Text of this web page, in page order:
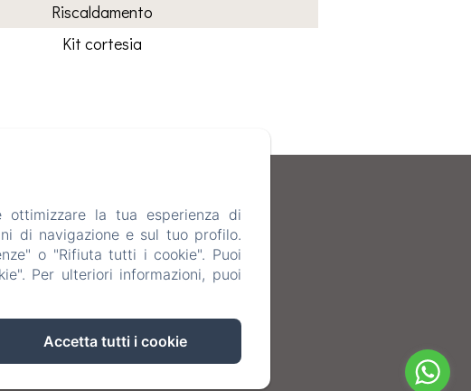
Riscaldamento
Kit cortesia
Italia
la tua esperienza di
di navigazione e sul tuo profilo.
o "Rifiuta tutti i cookie". Puoi
Per ulteriori informazioni, puoi
Accetta tutti i cookie